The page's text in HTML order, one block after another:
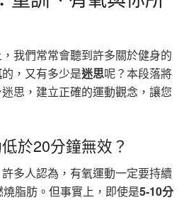
我們常常會聽到許多關於健身的
的，又有多少是迷思呢？本段落將
思，建立正確的運動觀念，讓您
於20分鐘無效？
多人認為，有氧運動一定要持續
脂肪。但事實上，即使是5-10分